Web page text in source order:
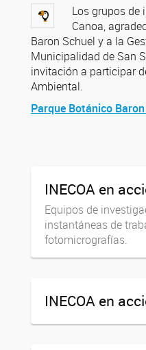
Los grupos de
Canoa,
Baron Schuel y a la
Municipalidad de San
invitación a participar
Ambiental.
Parque Botánico
INECOA en
Equipos de
instantáneas de
fotomicrografías.
INECOA en